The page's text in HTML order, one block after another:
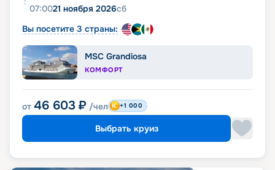
07:0021 ноября 2026сб
Вы посетите 3 страны:
MSC Grandiosa
КОМФОРТ
от 46 603 ₽ /чел +1 000
Выбрать круиз